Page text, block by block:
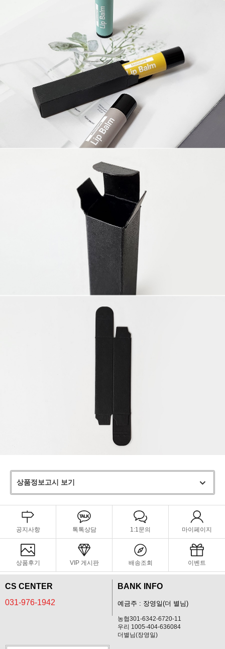
상품정보고시 보기
공지사항 톡톡상담 1:1문의 마이페이지
상품후기 VIP 게시판 배송조회 이벤트
CS CENTER
031-976-1942
BANK INFO
예금주 : 장영일(더 별님)
농협301-6342-6720-11
우리 1005-404-636084
더별님(장영일)